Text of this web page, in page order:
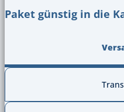
Paket günstig in die